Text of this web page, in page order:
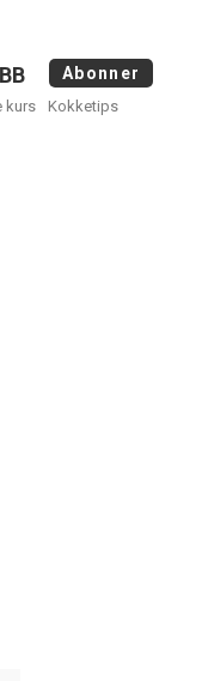
Abonner
kurs Kokketips